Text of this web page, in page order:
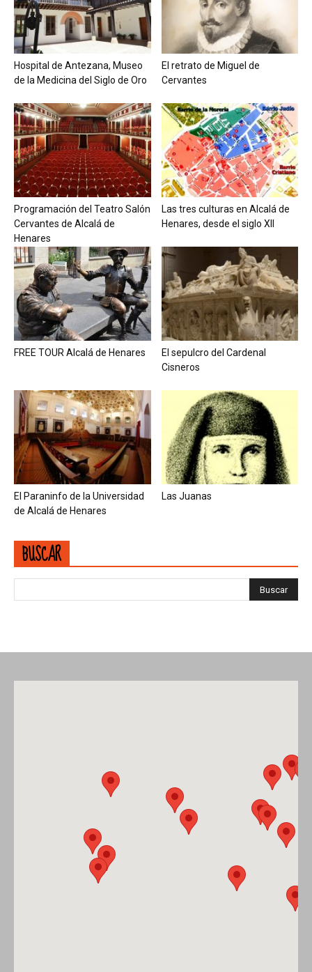
Hospital de Antezana, Museo
de la Medicina del Siglo de Oro
El retrato de Miguel de
Cervantes
Programación del Teatro Salón
Cervantes de Alcalá de
Henares
Las tres culturas en Alcalá de
Henares, desde el siglo XII
FREE TOUR Alcalá de Henares
El sepulcro del Cardenal
Cisneros
El Paraninfo de la Universidad
de Alcalá de Henares
Las Juanas
BUSCAR